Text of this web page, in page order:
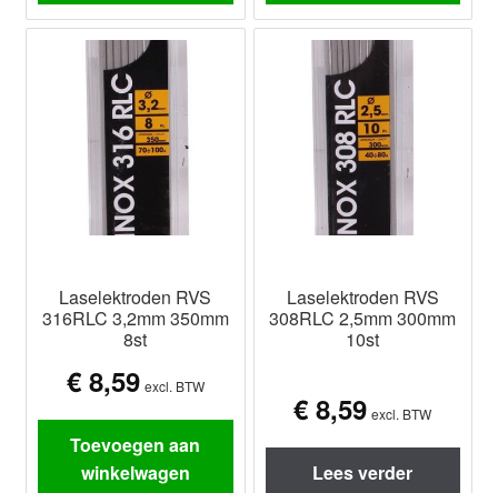
Laselektroden RVS
316RLC 3,2mm 350mm
8st
€8,59 excl. BTW
Toevoegen aan
winkelwagen
Laselektroden RVS
308RLC 2,5mm 300mm
10st
€ 8,59 excl. BTW
Lees verder